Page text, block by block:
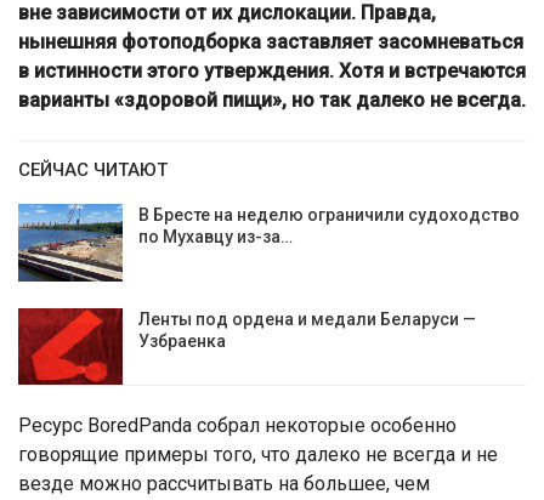
вне зависимости от их дислокации. Правда,
нынешняя фотоподборка заставляет засомневаться
в истинности этого утверждения. Хотя и встречаются
варианты «здоровой пищи», но так далеко не всегда.
СЕЙЧАС ЧИТАЮТ
В Бресте на неделю ограничили судоходство
по Мухавцу из-за…
Ленты под ордена и медали Беларуси —
Узбраенка
Ресурс BoredPanda собрал некоторые особенно
говорящие примеры того, что далеко не всегда и не
везде можно рассчитывать на большее, чем